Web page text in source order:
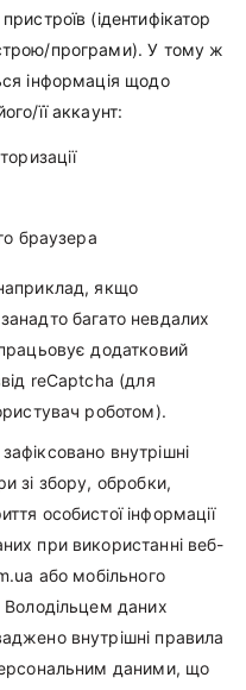
(ідентифікатор
програми). У тому ж
інформація щодо
її аккаунт:
браузера
якщо
багато невдалих
додатковий
reCaptcha (для
роботом).
внутрішні
зі збору, обробки,
особистої інформації
при використанні веб-
або мобільного
даних
внутрішні правила
даними, що